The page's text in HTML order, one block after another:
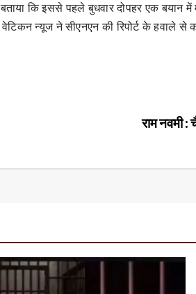
कि इससे पहले बुधवार दोपहर एक बयान
न्यूज ने सीएनएन की रिपोर्ट के हवाले
राम नवमी :